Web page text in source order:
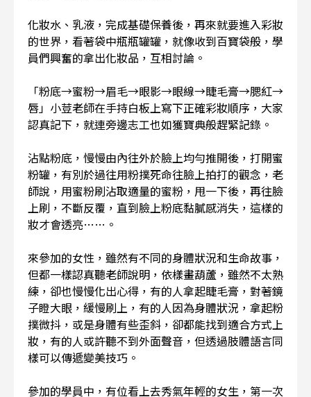
化妝水、乳液，完成基礎保養後，再來就要進入彩妝
的世界，看著袋中瓶瓶罐罐，就像收到百寶袋般，學
員們興奮的拿出化妝品，互相討論。
「粉底→蜜粉→眉毛→眼影→眼線→睫毛膏→腮紅→
唇」小荳老師在手持白板上寫下正確彩妝順序，大家
認真記下，就連旁邊志工也如獲寶典般趕緊記錄。
沾點粉底，慢慢由內往外於臉上均勻推開後，打開蜜
粉罐，有別於過往用粉撲死命往臉上拍打的觀念，老
師說，用蜜粉刷沾取適量的蜜粉，甩一下後，再往臉
上刷，不斷反覆，直到臉上粉底黏膩感消失，這樣的
妝才會透亮……。
來參加的女性，雖然有不同的身體狀況和生命故事，
但都一樣認真聽老師說明，依樣畫葫蘆，雖然不太熟
練，卻也慢慢化出心得，有的人拿起睫毛膏，對著鏡
子瞪大眼，緩慢刷上，有的人因為身體狀況，拿起粉
撲微抖，或是身體有些歪斜，卻都能找到適合方式上
妝，有的人或許聽不到外面聲音，但透過肢體語言同
樣可以傳遞變美技巧。
參加的學員中，有位看上去秀氣年輕的女生，第一次